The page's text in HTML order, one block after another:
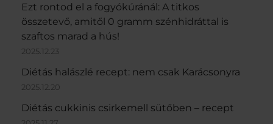
Ezt rontod el a fogyókúránál: A titkos
összetevő, amitől 0 gramm szénhidráttal is
szaftos marad a hús!
2025.12.23
Diétás halászlé recept: nem csak Karácsonyra
2025.12.20
Diétás cukkinis csirkemell sütőben – recept